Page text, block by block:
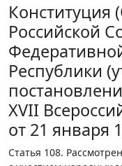
Конституция
Российской
Республики
XVII
от 21 января
Статья 108.